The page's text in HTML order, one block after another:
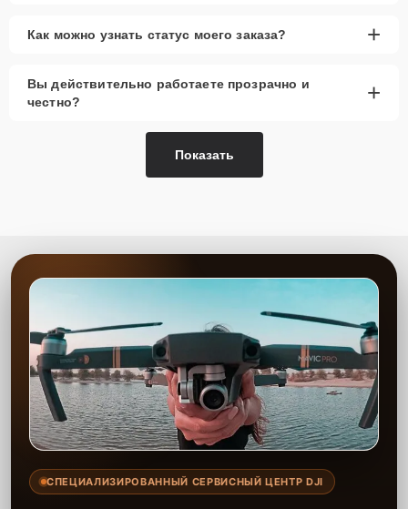
Как можно узнать статус моего заказа? +
Вы действительно работаете прозрачно и
честно?
+
Показать
СПЕЦИАЛИЗИРОВАННЫЙ СЕРВИСНЫЙ ЦЕНТР DJI